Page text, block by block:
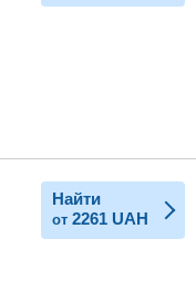
Найти
от 2261 UAH